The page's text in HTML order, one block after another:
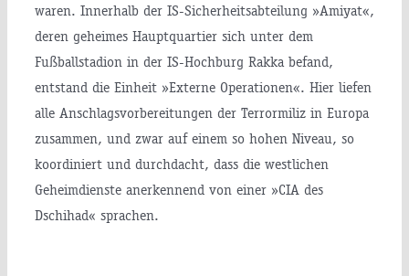
waren. Innerhalb der IS-Sicherheitsabteilung »Amiyat«,
deren geheimes Hauptquartier sich unter dem
Fußballstadion in der IS-Hochburg Rakka befand,
entstand die Einheit »Externe Operationen«. Hier liefen
alle Anschlagsvorbereitungen der Terrormiliz in Europa
zusammen, und zwar auf einem so hohen Niveau, so
koordiniert und durchdacht, dass die westlichen
Geheimdienste anerkennend von einer »CIA des
Dschihad« sprachen.